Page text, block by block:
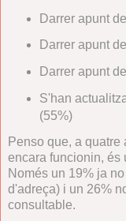
Darrer apunt
Darrer apunt
Darrer apunt
S'han
(55%)
Penso que, a
encara funcionin, és
Només un 19% ja
d'adreça) i un 26%
consultable.